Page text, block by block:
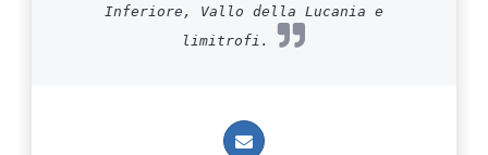
Inferiore, Vallo della Lucania e
limitrofi.